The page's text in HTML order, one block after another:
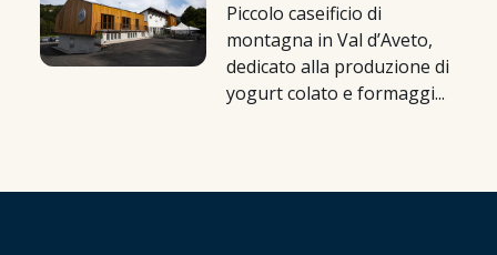
Piccolo caseificio di
montagna in Val d’Aveto,
dedicato alla produzione di
yogurt colato e formaggi...